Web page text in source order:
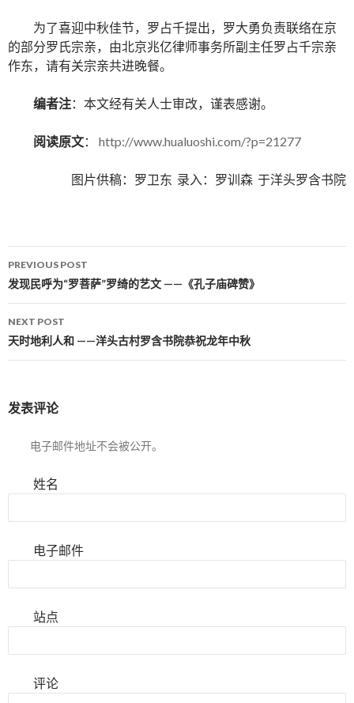
为了喜迎中秋佳节，罗占千提出，罗大勇负责联络在京
的部分罗氏宗亲，由北京兆亿律师事务所副主任罗占千宗亲
作东，请有关宗亲共进晚餐。
编者注：本文经有关人士审改，谨表感谢。
阅读原文： http://www.hualuoshi.com/?p=21277
图片供稿：罗卫东 录入：罗训森 于洋头罗含书院
Post navigation
PREVIOUS POST
发现民呼为“罗菩萨”罗绮的艺文 ——《孔子庙碑赞》
NEXT POST
天时地利人和 ——洋头古村罗含书院恭祝龙年中秋
发表评论
电子邮件地址不会被公开。
姓名
电子邮件
站点
评论